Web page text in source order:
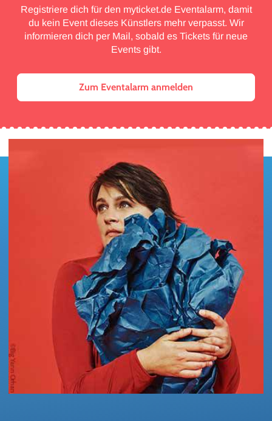
Registriere dich für den myticket.de Eventalarm, damit
du kein Event dieses Künstlers mehr verpasst. Wir
informieren dich per Mail, sobald es Tickets für neue
Events gibt.
Zum Eventalarm anmelden